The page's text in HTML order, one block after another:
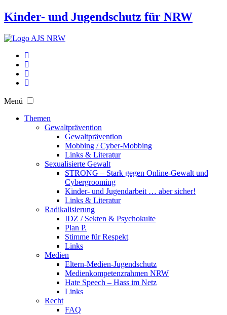
Kinder- und Jugendschutz für NRW
Menü
Themen
Gewaltprävention
Gewaltprävention
Mobbing / Cyber-Mobbing
Links & Literatur
Sexualisierte Gewalt
STRONG – Stark gegen Online-Gewalt und
Cybergrooming
Kinder- und Jugendarbeit … aber sicher!
Links & Literatur
Radikalisierung
IDZ / Sekten & Psychokulte
Plan P.
Stimme für Respekt
Links
Medien
Eltern-Medien-Jugendschutz
Medienkompetenzrahmen NRW
Hate Speech – Hass im Netz
Links
Recht
FAQ